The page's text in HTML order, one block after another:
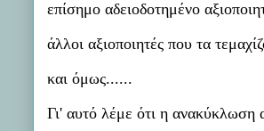
επίσημο αδειοδοτημένο
άλλοι αξιοποιητές που τα
και όμως......
Γι' αυτό λέμε ότι η ανακύκλωση